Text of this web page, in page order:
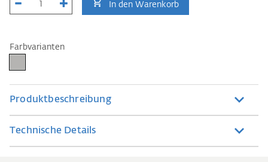
In den Warenkorb
Farbvarianten
Produktbeschreibung
Technische Details